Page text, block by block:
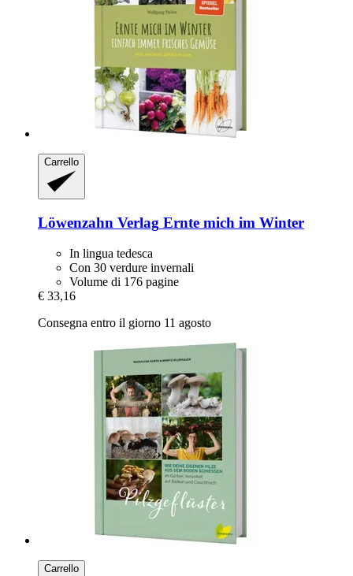
Carrello
Löwenzahn Verlag Ernte mich im Winter
In lingua tedesca
Con 30 verdure invernali
Volume di 176 pagine
€ 33,16
Consegna entro il giorno 11 agosto
Carrello